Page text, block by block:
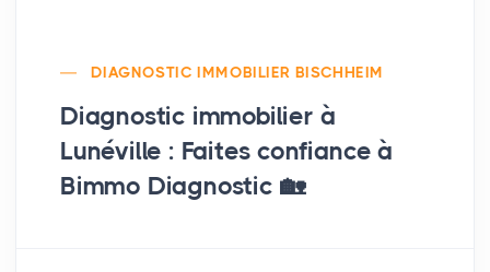
DIAGNOSTIC IMMOBILIER BISCHHEIM
Diagnostic immobilier à
Lunéville : Faites confiance à
Bimmo Diagnostic 🏡